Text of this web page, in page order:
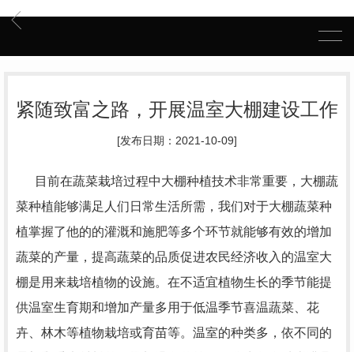
紧随致富之路，开展温室大棚建设工作
[发布日期：2021-10-09]
目前在蔬菜栽培过程中大棚种植技术非常重要，大棚蔬
菜种植能够满足人们日常生活所需，我们对于大棚蔬菜种
植掌握了他的的灌溉和施肥等多个环节就能够有效的增加
蔬菜的产量，提高蔬菜的品质促进农民经济收入的温室大
棚是用来栽培植物的设施。在不适宜植物生长的季节能提
供温室生育期和增加产量多用于低温季节喜温蔬菜、花
卉、林木等植物栽培或育苗等。温室的种类多，依不同的